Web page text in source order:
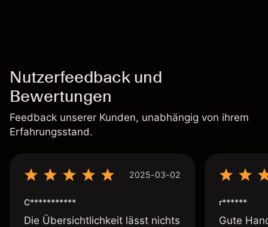
Nutzerfeedback und
Bewertungen
Feedback unserer Kunden, unabhängig von ihrem
Erfahrungsstand.
2025-03-02
C***********
Die Übersichtlichkeit lässt nichts
r******
Gute